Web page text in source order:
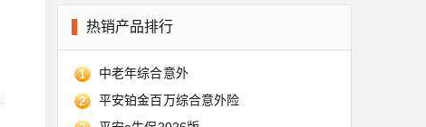
热销产品排行
1
中老年综合意外
2
平安铂金百万综合意外险